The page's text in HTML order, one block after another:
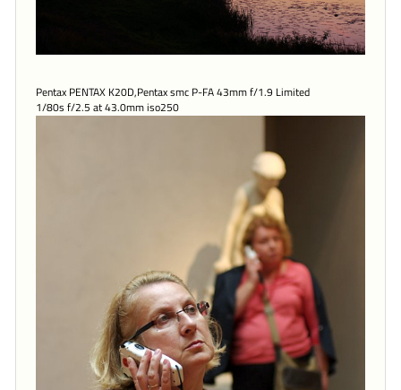
Pentax PENTAX K20D,Pentax smc P-FA 43mm f/1.9 Limited
1/80s f/2.5 at 43.0mm iso250